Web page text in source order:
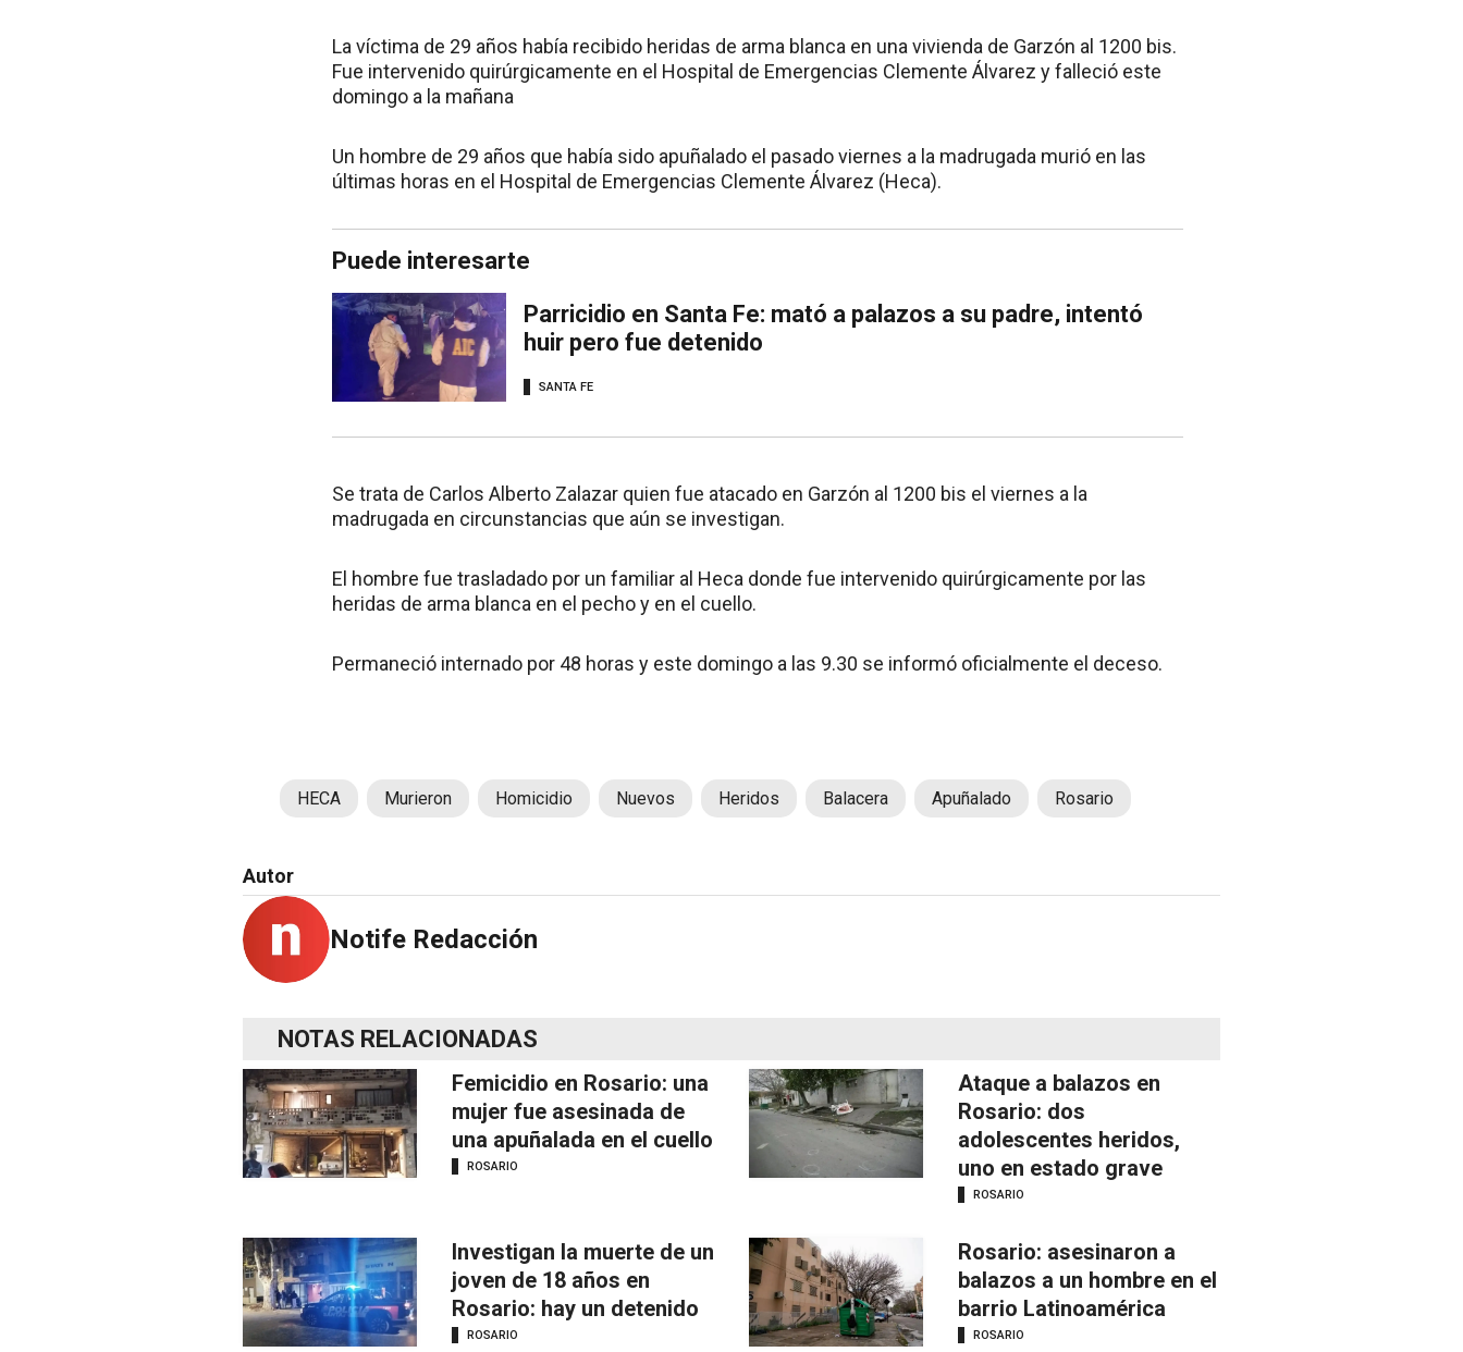
La víctima de 29 años había recibido heridas de arma blanca en una vivienda de Garzón al 1200 bis.
Fue intervenido quirúrgicamente en el Hospital de Emergencias Clemente Álvarez y falleció este
domingo a la mañana
Un hombre de 29 años que había sido apuñalado el pasado viernes a la madrugada murió en las
últimas horas en el Hospital de Emergencias Clemente Álvarez (Heca).
Puede interesarte
Parricidio en Santa Fe: mató a palazos a su padre, intentó
huir pero fue detenido
SANTA FE
Se trata de Carlos Alberto Zalazar quien fue atacado en Garzón al 1200 bis el viernes a la
madrugada en circunstancias que aún se investigan.
El hombre fue trasladado por un familiar al Heca donde fue intervenido quirúrgicamente por las
heridas de arma blanca en el pecho y en el cuello.
Permaneció internado por 48 horas y este domingo a las 9.30 se informó oficialmente el deceso.
HECA Murieron Homicidio Nuevos Heridos Balacera Apuñalado Rosario
Autor
Notife Redacción
NOTAS RELACIONADAS
Femicidio en Rosario: una
mujer fue asesinada de
una apuñalada en el cuello
ROSARIO
Ataque a balazos en
Rosario: dos
adolescentes heridos,
uno en estado grave
ROSARIO
Investigan la muerte de un
joven de 18 años en
Rosario: hay un detenido
ROSARIO
Rosario: asesinaron a
balazos a un hombre en el
barrio Latinoamérica
ROSARIO